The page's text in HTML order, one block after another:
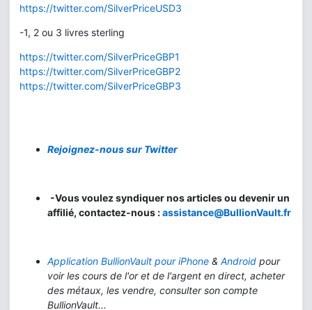
https://twitter.com/SilverPriceUSD3
-1, 2 ou 3 livres sterling
https://twitter.com/SilverPriceGBP1
https://twitter.com/SilverPriceGBP2
https://twitter.com/SilverPriceGBP3
Rejoignez-nous sur Twitter
-Vous voulez syndiquer nos articles ou devenir un
affilié, contactez-nous :assistance@BullionVault.fr
Application BullionVault pour iPhone & Android pour
voir les cours de l'or et de l'argent en direct, acheter
des métaux, les vendre, consulter son compte
BullionVault...